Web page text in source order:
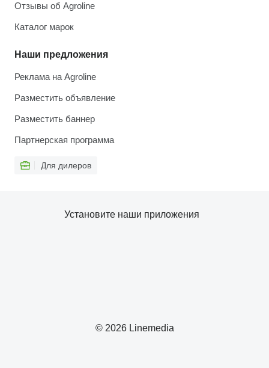
Отзывы об Agroline
Каталог марок
Наши предложения
Реклама на Agroline
Разместить объявление
Разместить баннер
Партнерская программа
Для дилеров
© 2026 Linemedia
Установите наши приложения